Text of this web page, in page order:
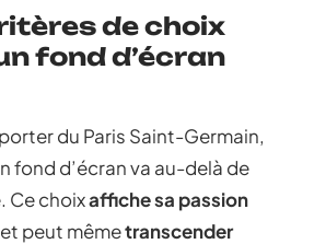
de choix
fond d’écran
du Paris Saint-Germain,
fond d’écran va au-delà de
Ce choixaffiche sa passion
peut mêmetranscender